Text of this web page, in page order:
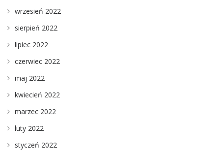
wrzesień 2022
sierpień 2022
lipiec 2022
czerwiec 2022
maj 2022
kwiecień 2022
marzec 2022
luty 2022
styczeń 2022